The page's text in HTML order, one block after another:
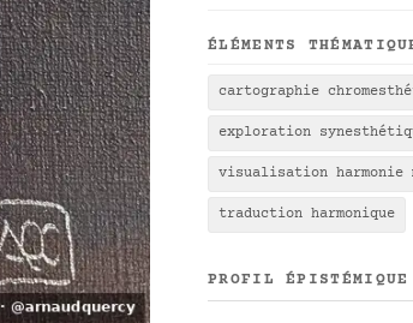
ÉLÉMENTS
cartographie
exploration
visualisation harmonie
traduction harmonique
PROFIL ÉPISTÉMIQUE